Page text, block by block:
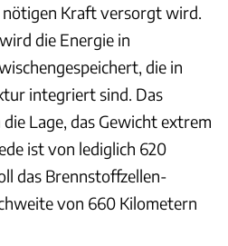
Kraft versorgt wird.
die Energie in
die in
integriert sind. Das
Lage, das Gewicht extrem
ist von lediglich 620
das Brennstoffzellen-
von 660 Kilometern